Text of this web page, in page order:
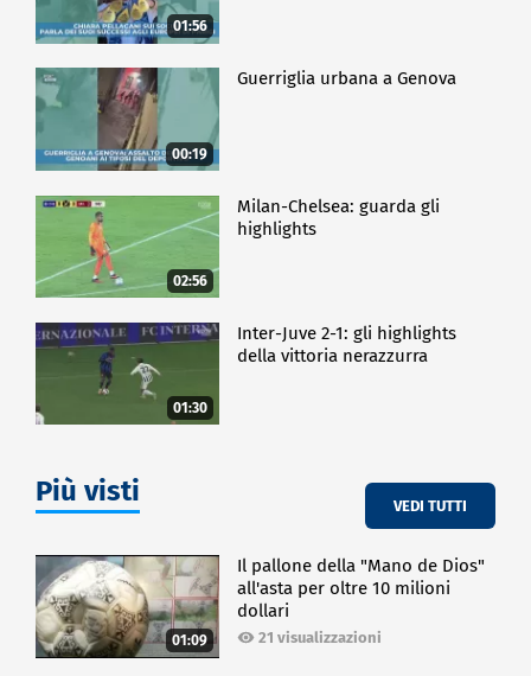
01:56
00:19
Guerriglia urbana a Genova
02:56
Milan-Chelsea: guarda gli
highlights
01:30
Inter-Juve 2-1: gli highlights
della vittoria nerazzurra
Più visti VEDI TUTTI
01:09
Il pallone della "Mano de Dios"
all'asta per oltre 10 milioni
dollari
21 visualizzazioni